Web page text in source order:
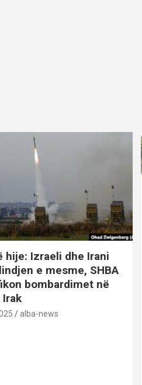
hije: Izraeli dhe Irani
e mesme, SHBA
bombardimet në
Irak
alba-news